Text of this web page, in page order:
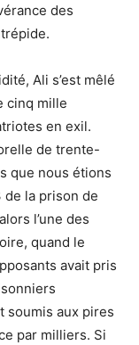
des
Ali s’est mêlé
cinq mille
en exil.
de trente-
que nous étions
la prison de
l’une des
quand le
avait pris
soumis aux pires
par milliers. Si